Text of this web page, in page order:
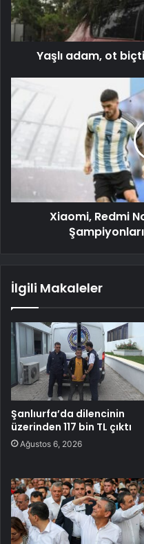
Yaşlı adam, ot
Xiaomi, Redmi
İlgili Makaleler
Şanlıurfa’da dilencinin
üzerinden 117 bin TL çıktı
Ağustos 6, 2026